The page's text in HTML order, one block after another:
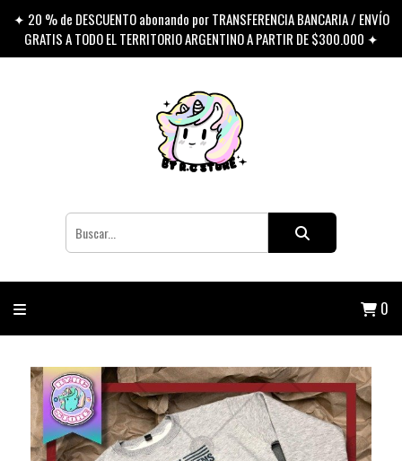
✦ 20 % de DESCUENTO abonando por TRANSFERENCIA BANCARIA / ENVÍO
GRATIS A TODO EL TERRITORIO ARGENTINO A PARTIR DE $300.000 ✦
0